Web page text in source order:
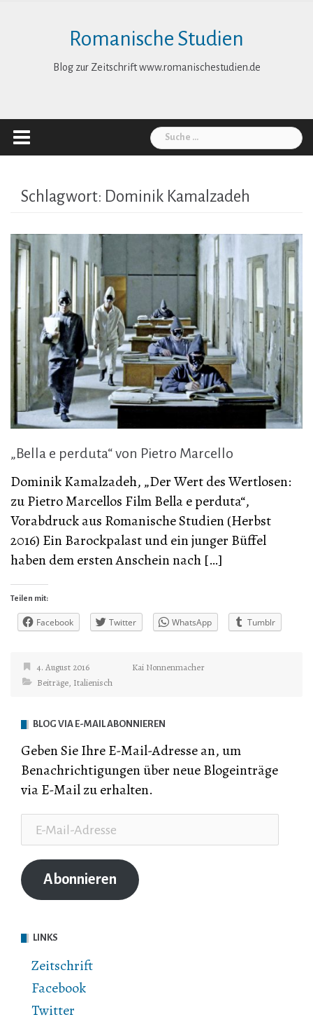
Romanische Studien
Blog zur Zeitschrift www.romanischestudien.de
Suche
nach:
Schlagwort: Dominik Kamalzadeh
„Bella e perduta“ von Pietro Marcello
Dominik Kamalzadeh, „Der Wert des Wertlosen:
zu Pietro Marcellos Film Bella e perduta“,
Vorabdruck aus Romanische Studien (Herbst
2016) Ein Barockpalast und ein junger Büffel
haben dem ersten Anschein nach […]
Teilen mit:
Facebook Twitter WhatsApp Tumblr
4. August 2016
Kai Nonnenmacher
Beiträge, Italienisch
BLOG VIA E-MAIL ABONNIEREN
Geben Sie Ihre E-Mail-Adresse an, um
Benachrichtigungen über neue Blogeinträge
via E-Mail zu erhalten.
Mail-
Adresse
Abonnieren
LINKS
Zeitschrift
Facebook
Twitter